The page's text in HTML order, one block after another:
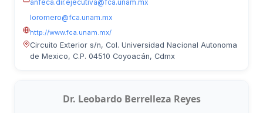
anfeca.dir.ejecutiva@fca.unam.mx
loromero@fca.unam.mx
http://www.fca.unam.mx/
Circuito Exterior s/n, Col. Universidad Nacional Autonoma
de Mexico, C.P. 04510 Coyoacán, Cdmx
Dr. Leobardo Berrelleza Reyes